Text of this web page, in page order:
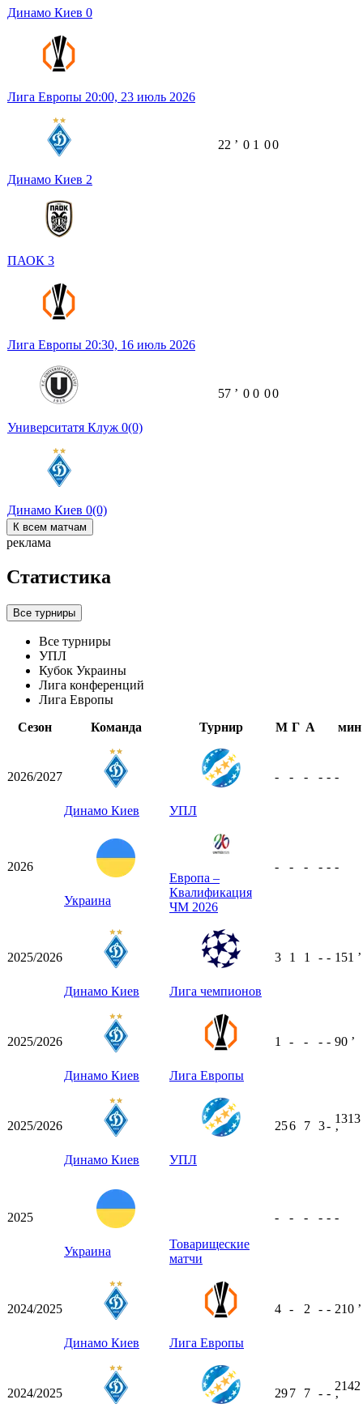
Динамо Киев 0
Лига Европы 20:00, 23 июль 2026
Динамо Киев 2
ПАОК 3
22 ʼ 0 1 00
Лига Европы 20:30, 16 июль 2026
Университатя Клуж 0(0)
Динамо Киев 0(0)
57 ʼ 0 0 00
К всем матчам
реклама
Статистика
Все турниры
Все турниры
УПЛ
Кубок Украины
Лига конференций
Лига Европы
Сезон
Команда Турнир М Г А мин
2026/2027
Динамо Киев УПЛ
- - - - - -
2026
Украина
Европа –
Квалификация
ЧМ 2026
- - - - - -
2025/2026
Динамо Киев Лига чемпионов
3 1 1 - - 151 ʼ
2025/2026
Динамо Киев Лига Европы
1 - - - - 90 ʼ
2025/2026
Динамо Киев УПЛ
256 7 3-
1313
ʼ
2025
Украина
Товарищеские
матчи
- - - - - -
2024/2025
Динамо Киев Лига Европы
4 - 2 - - 210 ʼ
2024/2025 297 7 - -
2142
ʼ